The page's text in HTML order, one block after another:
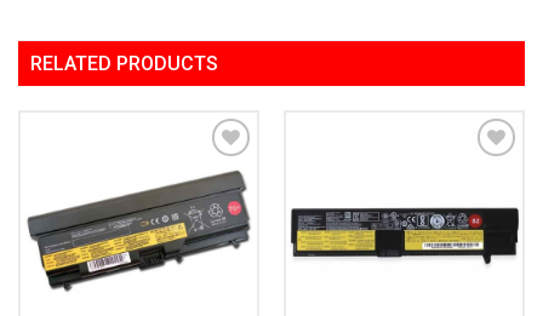
RELATED PRODUCTS
Add to
Wishlist